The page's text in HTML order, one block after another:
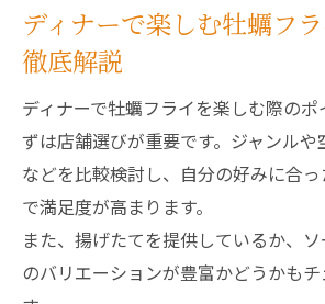
ディナーで楽しむ牡蠣フ
徹底解説
ディナーで牡蠣フライを楽しむ際のポ
ずは店舗選びが重要です。ジャンルや
などを比較検討し、自分の好みに合
で満足度が高まります。
また、揚げたてを提供しているか、
のバリエーションが豊富かどうかもチ